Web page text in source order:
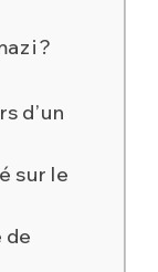
?
d’un
sur le
de